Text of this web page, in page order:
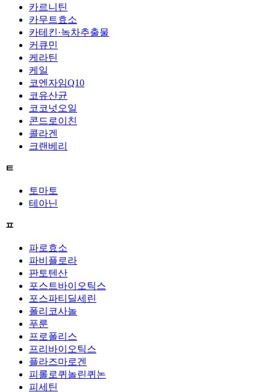
카르니틴
카무트효소
카테킨·녹차추출물
커큐민
케라틴
케일
코엔자임Q10
코유산균
코코넛오일
콘드로이친
콜라겐
크랜베리
ㅌ
토마토
테아닌
ㅍ
파로효소
파비플로라
판토텐산
포스트바이오틱스
포스파티딜세린
폴리코사놀
푸룬
프로폴리스
프리바이오틱스
플라즈마로겐
피롤로퀴놀린퀴논
피세틴